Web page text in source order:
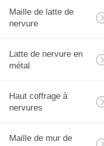
Maille de latte de
nervure
Latte de nervure en
métal
Haut coffrage à
nervures
Maille de mur de